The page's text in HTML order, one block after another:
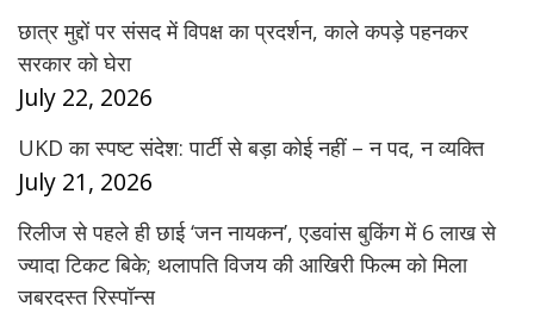
छात्र मुद्दों पर संसद में विपक्ष का प्रदर्शन, काले कपड़े पहनकर
सरकार को घेरा
July 22, 2026
UKD का स्पष्ट संदेश: पार्टी से बड़ा कोई नहीं – न पद, न व्यक्ति
July 21, 2026
रिलीज से पहले ही छाई ‘जन नायकन’, एडवांस बुकिंग में 6 लाख से
ज्यादा टिकट बिके; थलापति विजय की आखिरी फिल्म को मिला
जबरदस्त रिस्पॉन्स